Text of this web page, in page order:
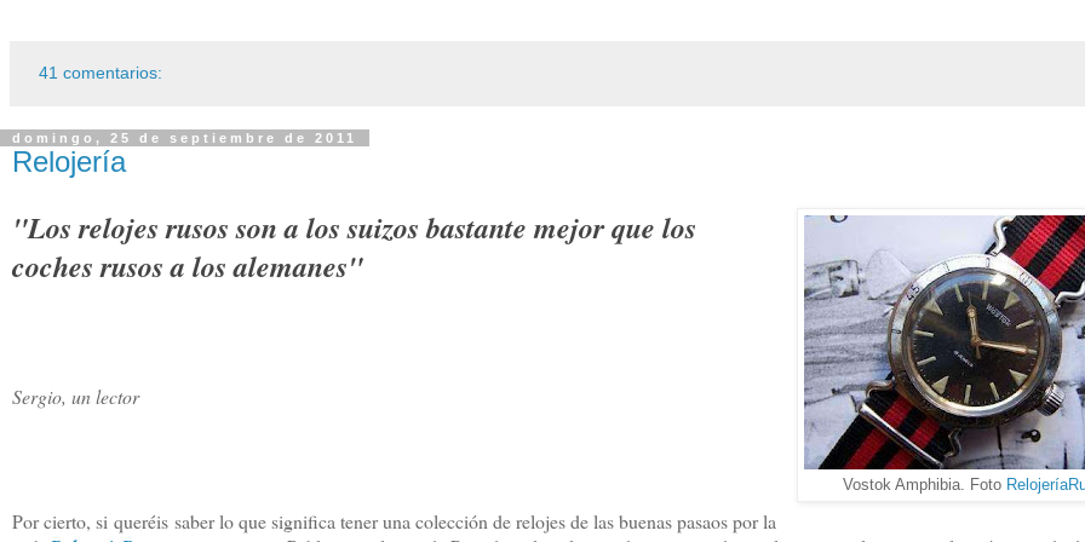
41 comentarios:
domingo, 25 de septiembre de 2011
Relojería
Vostok Amphibia. Foto
"Los relojes rusos son a los suizos bastante mejor que los
coches rusos a los alemanes"
Sergio, un lector
Por cierto, si queréis saber lo que significa tener una colección de relojes de las buenas pasaos por la